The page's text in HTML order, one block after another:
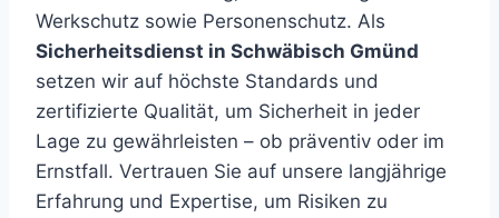
Werkschutz sowie Personenschutz. Als
Sicherheitsdienst in Schwäbisch Gmünd
setzen wir auf höchste Standards und
zertifizierte Qualität, um Sicherheit in jeder
Lage zu gewährleisten – ob präventiv oder im
Ernstfall. Vertrauen Sie auf unsere langjährige
Erfahrung und Expertise, um Risiken zu